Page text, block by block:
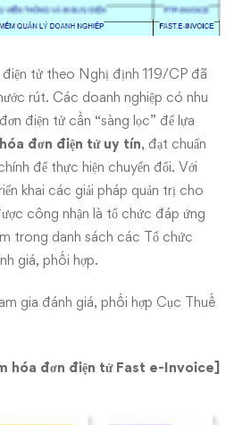
điện tử theo Nghị định 119/CP đã
rút. Các doanh nghiệp có nhu
điện tử cần “sàng lọc” để lựa
đơn điện tử uy tín, đạt chuẩn
để thực hiện chuyển đổi. Với
khai các giải pháp quản trị cho
công nhận là tổ chức đáp ứng
trong danh sách các Tổ chức
giá, phối hợp.
gia đánh giá, phối hợp Cục Thuế
hóa đơn điện tử Fast e-Invoice]